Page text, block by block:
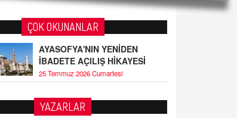
ÇOK OKUNANLAR
AYASOFYA'NIN YENİDEN
İBADETE AÇILIŞ HİKAYESİ
25 Temmuz 2026 Cumartesi
YAZARLAR